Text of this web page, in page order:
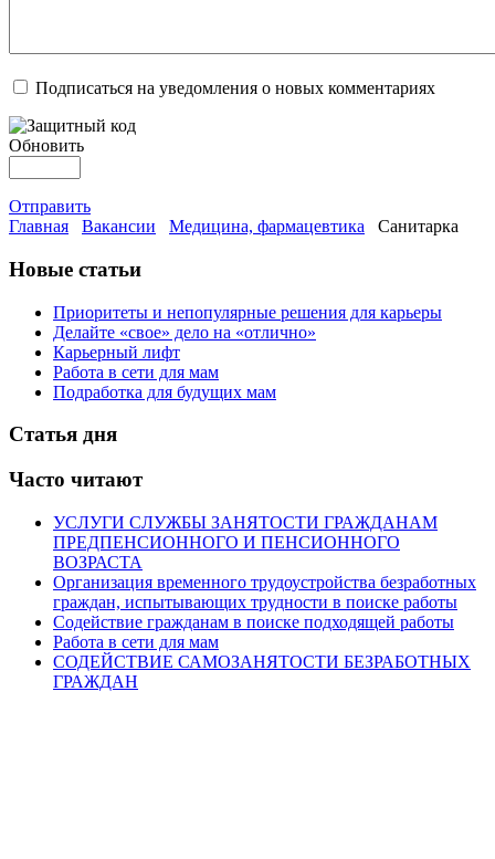
Подписаться на уведомления о новых комментариях
Обновить
Отправить
Главная
Вакансии Медицина, фармацевтика Санитарка
Новые статьи
Приоритеты и непопулярные решения для карьеры
Делайте «свое» дело на «отлично»
Карьерный лифт
Работа в сети для мам
Подработка для будущих мам
Статья дня
Часто читают
УСЛУГИ СЛУЖБЫ ЗАНЯТОСТИ ГРАЖДАНАМ
ПРЕДПЕНСИОННОГО И ПЕНСИОННОГО
ВОЗРАСТА
Организация временного трудоустройства безработных
граждан, испытывающих трудности в поиске работы
Содействие гражданам в поиске подходящей работы
Работа в сети для мам
СОДЕЙСТВИЕ САМОЗАНЯТОСТИ БЕЗРАБОТНЫХ
ГРАЖДАН